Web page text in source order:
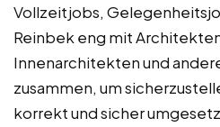
Vollzeitjobs,
Reinbek eng mit
Innenarchitekten und
zusammen, um
korrekt und sicher